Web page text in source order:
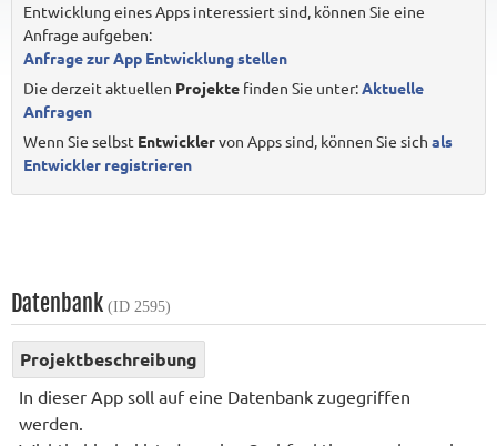
Entwicklung eines Apps interessiert sind, können Sie eine
Anfrage aufgeben:
Anfrage zur App Entwicklung stellen
Die derzeit aktuellen Projekte finden Sie unter:Aktuelle
Anfragen
Wenn Sie selbst Entwicklervon Apps sind, können Sie sich als
Entwickler registrieren
Datenbank (ID 2595)
Projektbeschreibung
In dieser App soll auf eine Datenbank zugegriffen
werden.